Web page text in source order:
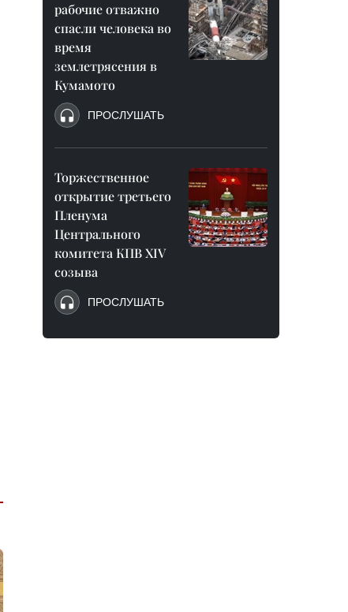
рабочие отважно
спасли человека во
время
землетрясения в
Кумамото
ПРОСЛУШАТЬ
Торжественное
открытие третьего
Пленума
Центрального
комитета КПВ XIV
созыва
ПРОСЛУШАТЬ